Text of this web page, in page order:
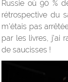
Russie où 90 %
rétrospective du
m’étais pas
par les livres, j’ai
de saucisses !